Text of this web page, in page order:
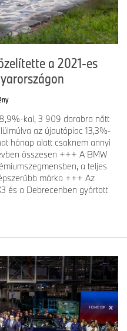
a 2021-es
kal, 3 909 darabra nőtt
az újautópiac 13,3%-
hónap alatt csaknem annyi
összesen +++ A BMW
a teljes
márka +++ Az
és a Debrecenben gyártott